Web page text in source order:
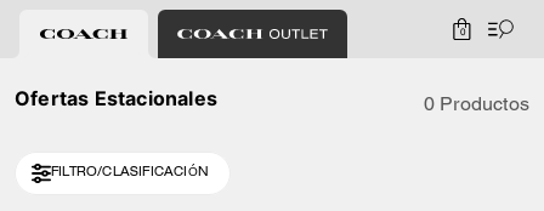
0
Ofertas Estacionales 0 Productos
FILTRO/CLASIFICACIÓN